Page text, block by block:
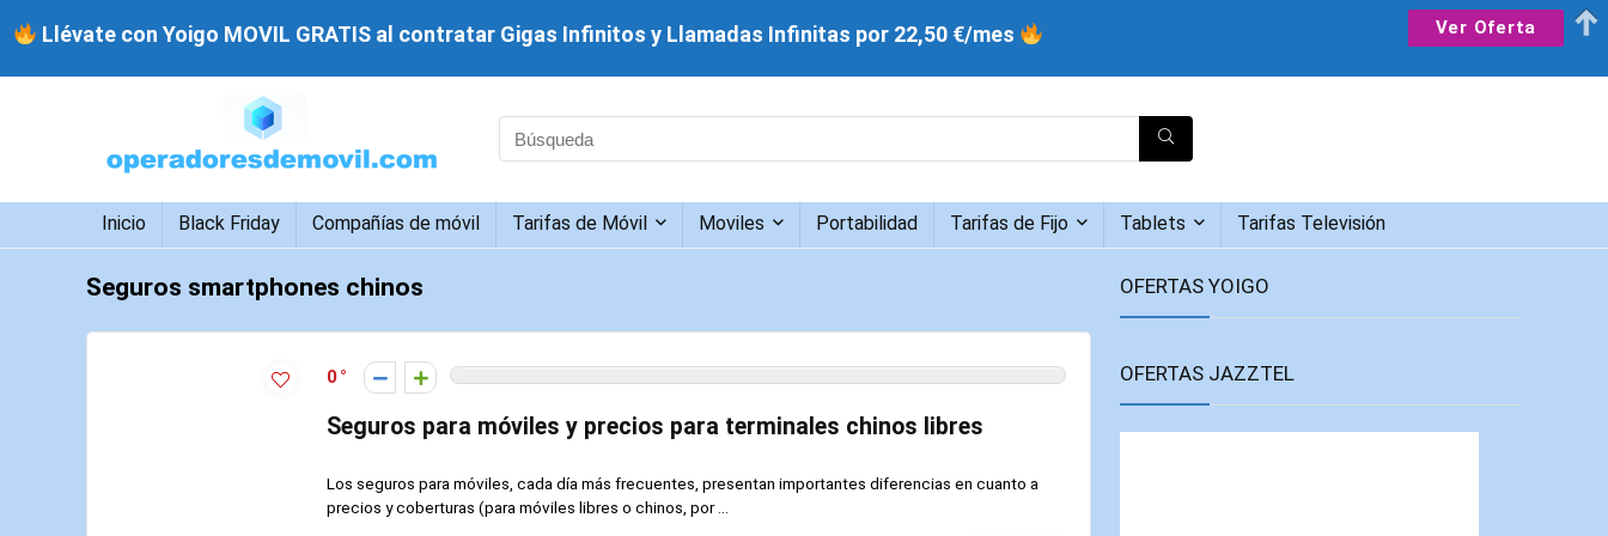
Inicio Black Friday Compañías de móvil Tarifas de Móvil Moviles Portabilidad Tarifas de Fijo Tablets Tarifas Televisión
Seguros smartphones chinos
0
Seguros para móviles y precios para terminales chinos libres
Los seguros para móviles, cada día más frecuentes, presentan importantes diferencias en cuanto a
precios y coberturas (para móviles libres o chinos, por ...
OFERTAS YOIGO
OFERTAS JAZZTEL
Llévate con Yoigo MOVIL GRATIS al contratar Gigas Infinitos y Llamadas Infinitas por 22,50 €/mes Ver Oferta